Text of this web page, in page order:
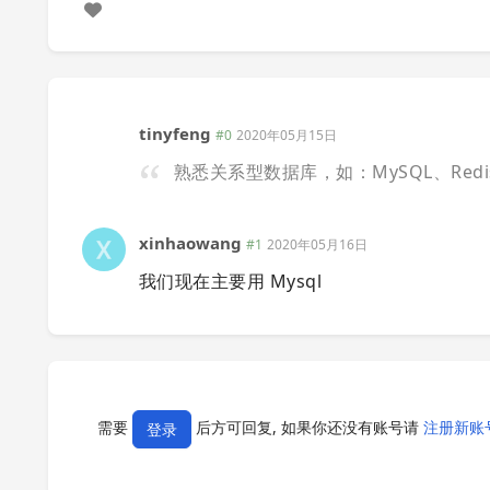
tinyfeng #0 2020年05月15日
熟悉关系型数据库，如：MySQL、
xinhaowang #1 2020年05月16日
我们现在主要用 Mysql
需要 登录 后方可回复, 如果你还没有账号请 注册新账